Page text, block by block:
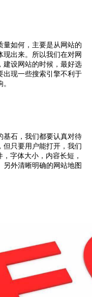
如何，主要是从网站的
出来。所以我们在对网
建设网站的时候，最好选
出现一些搜索引擎不利于
石，我们都要认真对待
只要用户能打开，我们
字体大小，内容长短，
外清晰明确的网站地图